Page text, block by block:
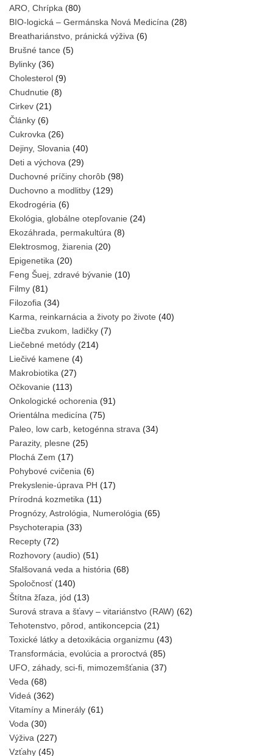
ARO, Chrípka (80)
BIO-logická – Germánska Nová Medicína (28)
Breathariánstvo, pránická výživa (6)
Brušné tance (5)
Bylinky (36)
Cholesterol (9)
Chudnutie (8)
Cirkev (21)
Články (6)
Cukrovka (26)
Dejiny, Slovania (40)
Deti a výchova (29)
Duchovné príčiny chorôb (98)
Duchovno a modlitby (129)
Ekodrogéria (6)
Ekológia, globálne otepľovanie (24)
Ekozáhrada, permakultúra (8)
Elektrosmog, žiarenia (20)
Epigenetika (20)
Feng Šuej, zdravé bývanie (10)
Filmy (81)
Filozofia (34)
Karma, reinkarnácia a životy po živote (40)
Liečba zvukom, ladičky (7)
Liečebné metódy (214)
Liečivé kamene (4)
Makrobiotika (27)
Očkovanie (113)
Onkologické ochorenia (91)
Orientálna medicína (75)
Paleo, low carb, ketogénna strava (34)
Parazity, plesne (25)
Plochá Zem (17)
Pohybové cvičenia (6)
Prekyslenie-úprava PH (17)
Prírodná kozmetika (11)
Prognózy, Astrológia, Numerológia (65)
Psychoterapia (33)
Recepty (72)
Rozhovory (audio) (51)
Sfalšovaná veda a história (68)
Spoločnosť(140)
Štítna žľaza, jód (13)
Surová strava a šťavy – vitariánstvo (RAW) (62)
Tehotenstvo, pôrod, antikoncepcia (21)
Toxické látky a detoxikácia organizmu (43)
Transformácia, evolúcia a proroctvá (85)
UFO, záhady, sci-fi, mimozemšťania (37)
Veda (68)
Videá (362)
Vitamíny a Minerály (61)
Voda (30)
Výživa (227)
Vzťahy (45)